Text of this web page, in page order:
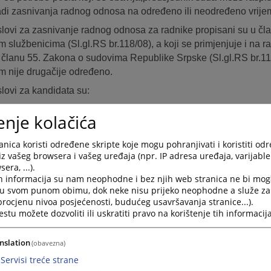
zasnivanja radnog odnosa na određeno ili neodređeno
za zasnivanje radnog odnosa za radnike propisani su u
službenicima (Sl.gl.RS br.118/08), a koji se primjenjuje i na
55. Zakona o sudovima Republike Srpske (Sl.gl.RS
nije drugačije određeno.
za kandidata su:
stariji od 18 godina,
opštu zdravstvenu sposobnost,
osuđivan za krivično djelo na bezuslovnu kaznu zatvora od
za krivično djelo koje ga čini nepodobnim za obavljanje
i druge uslove utvrđene zakonom, drugim propisima ili
organizaciji i sistematizaciji radnih mjesta u sudu.
navedenih uslova, potrebno je da kandidat i spunjava i
kolačića
koristi određene skripte koje mogu pohranjivati i koristiti
vašeg browsera i vašeg uređaja (npr. IP adresa uređaja,
...).
informacija su nam neophodne i bez njih web stranica ne bi
svom punom obimu, dok neke nisu prijeko neophodne a služe
nivoa posjećenosti, budućeg usavršavanja stranice...).
možete dozvoliti ili uskratiti pravo na korištenje tih
(obavezna)
Servisi treće strane